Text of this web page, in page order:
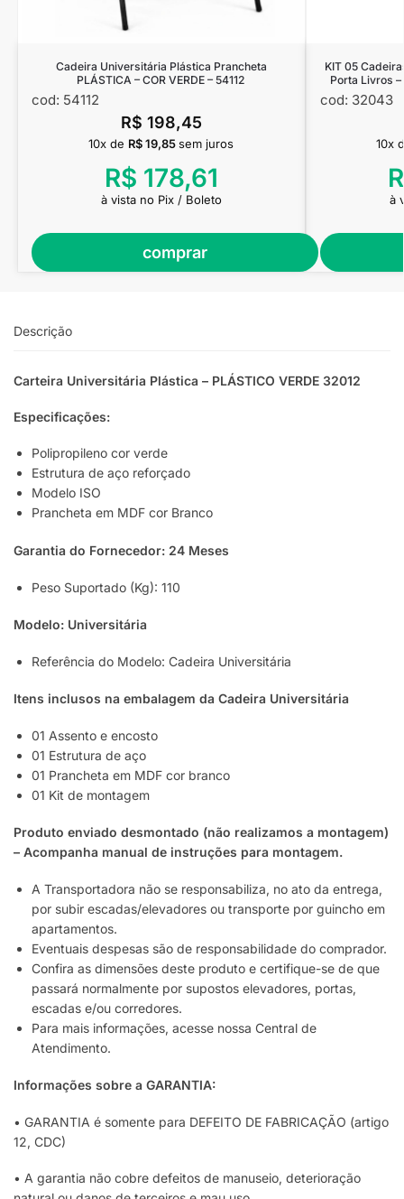
Cadeira Universitária Plástica Prancheta
PLÁSTICA – COR VERDE – 54112
cod: 54112
R$ 198,45
comprar
10x de R$19,85 sem juros
R$ 178,61
à vista no Pix / Boleto
KIT 05
Porta Livros
cod: 32043
10x
à
Descrição
Carteira Universitária Plástica – PLÁSTICO VERDE 32012
Especificações:
Polipropileno cor verde
Estrutura de aço reforçado
Modelo ISO
Prancheta em MDF cor Branco
Garantia do Fornecedor: 24 Meses
Peso Suportado (Kg): 110
Modelo: Universitária
Referência do Modelo: Cadeira Universitária
Itens inclusos na embalagem da Cadeira Universitária
01 Assento e encosto
01 Estrutura de aço
01 Prancheta em MDF cor branco
01 Kit de montagem
Produto enviado desmontado (não realizamos a montagem)
– Acompanha manual de instruções para montagem.
A Transportadora não se responsabiliza, no ato da entrega,
por subir escadas/elevadores ou transporte por guincho em
apartamentos.
Eventuais despesas são de responsabilidade do comprador.
Confira as dimensões deste produto e certifique-se de que
passará normalmente por supostos elevadores, portas,
escadas e/ou corredores.
Para mais informações, acesse nossa Central de
Atendimento.
Informações sobre a GARANTIA:
• GARANTIA é somente para DEFEITO DE FABRICAÇÃO (artigo
12, CDC)
• A garantia não cobre defeitos de manuseio, deterioração